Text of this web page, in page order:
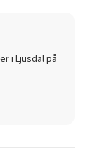
i Ljusdalpå